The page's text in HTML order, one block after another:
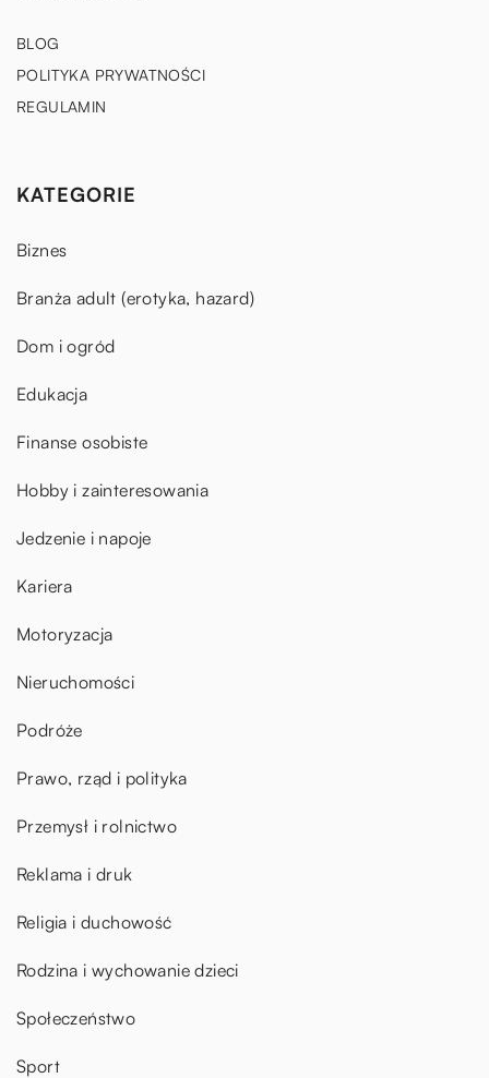
BLOG
POLITYKA PRYWATNOŚCI
REGULAMIN
KATEGORIE
Biznes
Branża adult (erotyka, hazard)
Dom i ogród
Edukacja
Finanse osobiste
Hobby i zainteresowania
Jedzenie i napoje
Kariera
Motoryzacja
Nieruchomości
Podróże
Prawo, rząd i polityka
Przemysł i rolnictwo
Reklama i druk
Religia i duchowość
Rodzina i wychowanie dzieci
Społeczeństwo
Sport